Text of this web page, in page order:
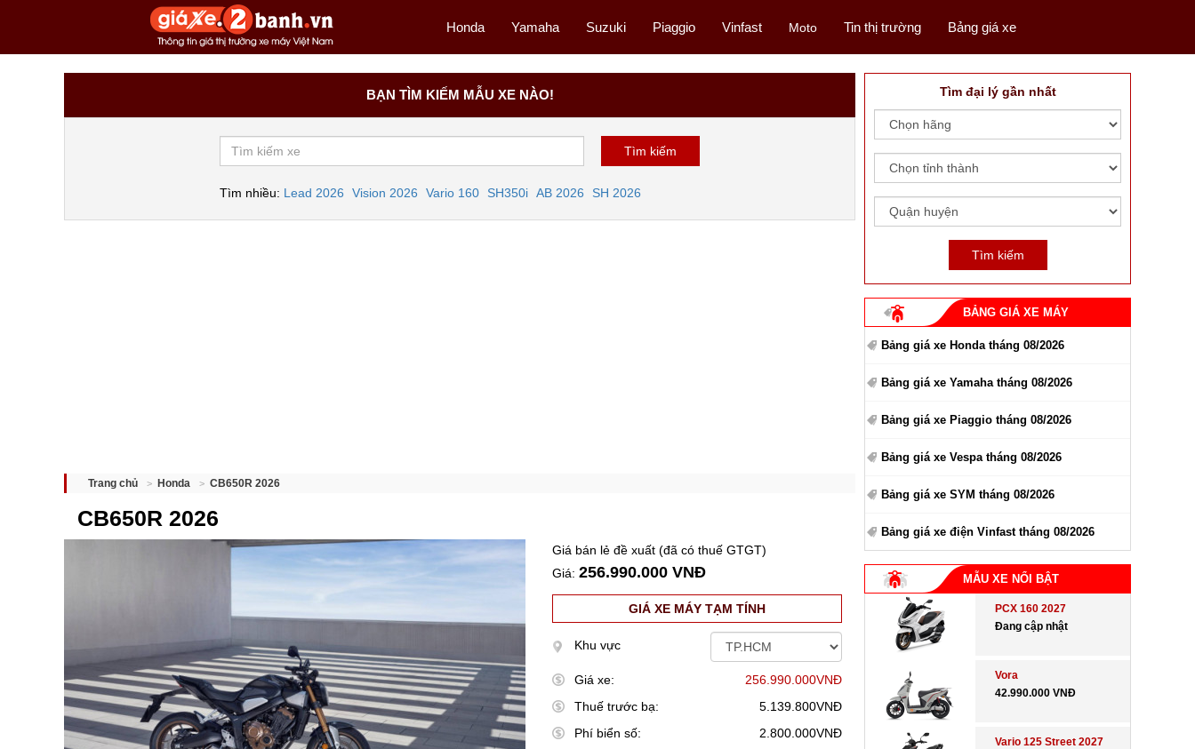
Honda Yamaha Suzuki Piaggio Vinfast Moto Tin thị trường Bảng giá xe
BẠN TÌM KIẾM MẪU XE NÀO!
Tìm nhiều: Lead 2026 Vision 2026 Vario 160 SH350i AB 2026 SH 2026
Trang chủ Honda CB650R 2026
CB650R 2026
Giá bán lẻ đề xuất (đã có thuế GTGT)
Giá:256.990.000 VNĐ
GIÁ XE MÁY TẠM TÍNH
Khu vực
Giá xe:
256.990.000VNĐ
Thuế trước bạ:
5.139.800VNĐ
Phí biển số:
2.800.000VNĐ
Tìm đại lý gần nhất
BẢNG GIÁ XE MÁY
Bảng giá xe Honda tháng 08/2026
Bảng giá xe Yamaha tháng 08/2026
Bảng giá xe Piaggio tháng 08/2026
Bảng giá xe Vespa tháng 08/2026
Bảng giá xe SYM tháng 08/2026
Bảng giá xe điện Vinfast tháng 08/2026
MẪU XE NỔI BẬT
PCX 160 2027
Đang cập nhật
Vora
42.990.000 VNĐ
Vario 125 Street 2027